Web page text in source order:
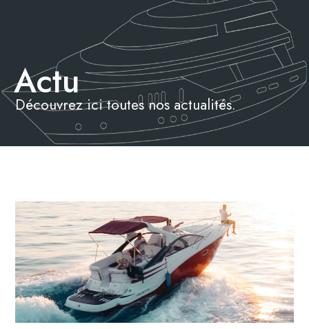
Actu
Découvrez ici toutes nos actualités.